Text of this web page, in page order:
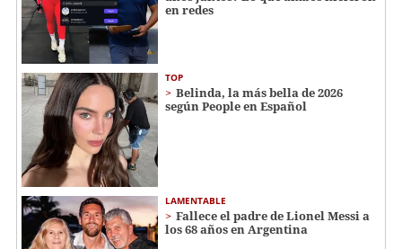
en redes
TOP
Belinda, la más bella de 2026
según People en Español
LAMENTABLE
Fallece el padre de Lionel Messi a
los 68 años en Argentina